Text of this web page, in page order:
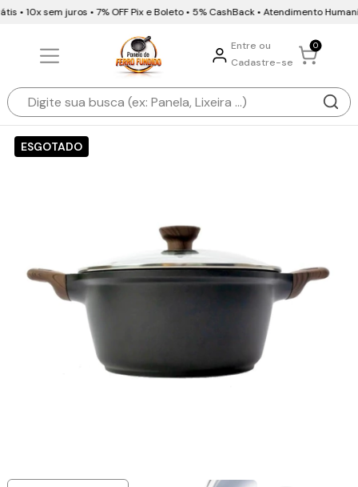
• 10x sem juros • 7% OFF Pix e Boleto • 5% CashBack • Atendimento
Entre ou
Cadastre-se
0
ESGOTADO